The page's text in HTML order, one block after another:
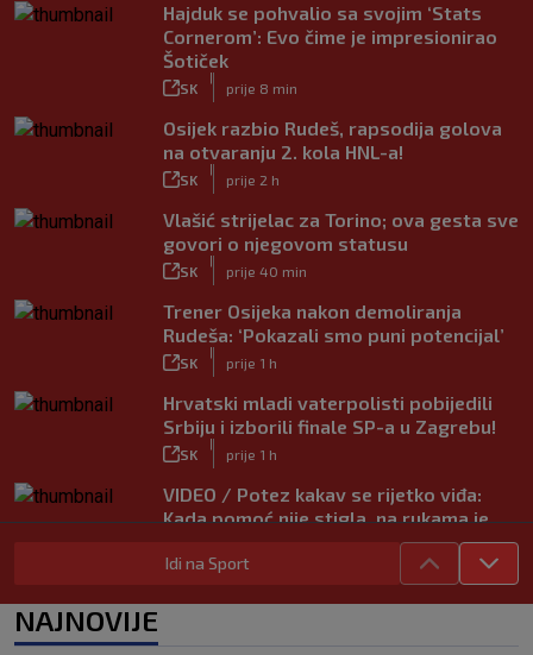
Hajduk se pohvalio sa svojim ‘Stats
Cornerom’: Evo čime je impresionirao
Šotiček
SK prije 8 min
Osijek razbio Rudeš, rapsodija golova
na otvaranju 2. kola HNL-a!
SK prije 2 h
Vlašić strijelac za Torino; ova gesta sve
govori o njegovom statusu
SK prije 40 min
Trener Osijeka nakon demoliranja
Rudeša: ‘Pokazali smo puni potencijal’
SK prije 1 h
Hrvatski mladi vaterpolisti pobijedili
Srbiju i izborili finale SP-a u Zagrebu!
SK prije 1 h
VIDEO / Potez kakav se rijetko viđa:
Kada pomoć nije stigla, na rukama je
SK
|
prije 4 h
Vušković debitirao za Brighton:
Idi na Sport
NAJNOVIJE